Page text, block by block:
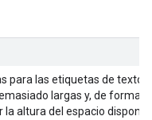
para las etiquetas de texto.
largas y, de forma
la altura del espacio